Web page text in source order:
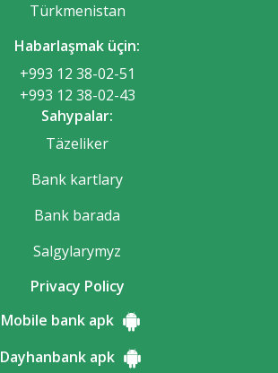
Türkmenistan
Habarlaşmak üçin:
+993 12 38-02-51
+993 12 38-02-43
Sahypalar:
Täzeliker
Bank kartlary
Bank barada
Salgylarymyz
Privacy Policy
Mobile bank apk
Dayhanbank apk